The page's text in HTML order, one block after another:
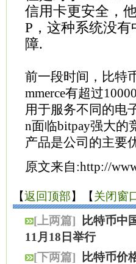
信用卡更安全，
P，这种系统没
障.
前一段时间，比特
mmerce有超过
用于服务不同的电
n面临bitpay强大的
产品是公司的主要
原文来自:http://
【返回顶部】【关闭窗
[上两篇]
比特币中
11月18日举行
[下两篇]
比特币价